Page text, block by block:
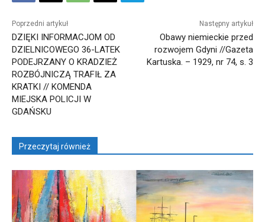
Poprzedni artykuł
DZIĘKI INFORMACJOM OD
DZIELNICOWEGO 36-LATEK
PODEJRZANY O KRADZIEŻ
ROZBÓJNICZĄ TRAFIŁ ZA
KRATKI // KOMENDA
MIEJSKA POLICJI W
GDAŃSKU
Następny artykuł
Obawy niemieckie przed
rozwojem Gdyni //Gazeta
Kartuska. – 1929, nr 74, s. 3
Przeczytaj również